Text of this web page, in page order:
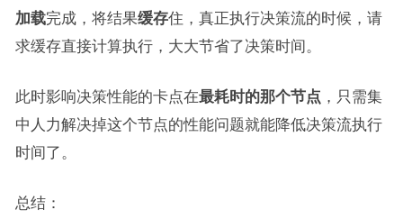
加载完成，将结果缓存住，真正执行决策流的时候，请
求缓存直接计算执行，大大节省了决策时间。
此时影响决策性能的卡点在最耗时的那个节点 ，只需集
中人力解决掉这个节点的性能问题就能降低决策流执行
时间了。
总结：